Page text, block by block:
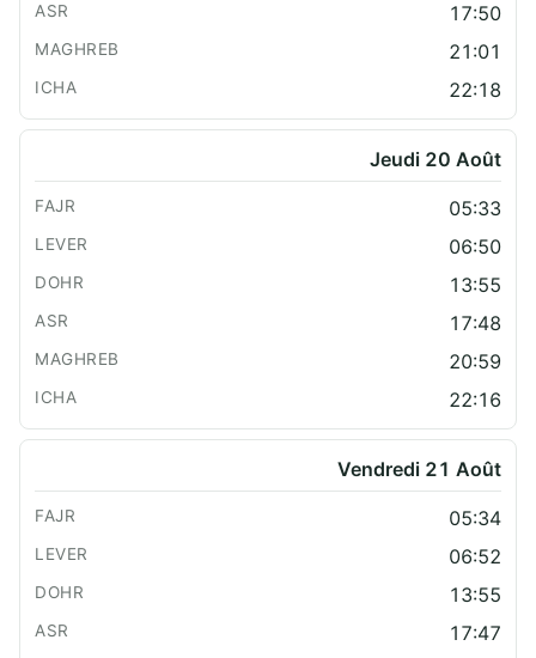
17:50
21:01
22:18
Jeudi 20 Août
05:33
06:50
13:55
17:48
20:59
22:16
Vendredi 21 Août
05:34
06:52
13:55
17:47